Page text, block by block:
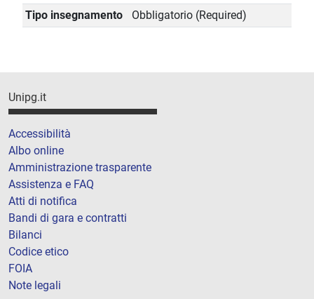
Tipo insegnamento
Obbligatorio (Required)
Unipg.it
Accessibilità
Albo online
Amministrazione trasparente
Assistenza e FAQ
Atti di notifica
Bandi di gara e contratti
Bilanci
Codice etico
FOIA
Note legali